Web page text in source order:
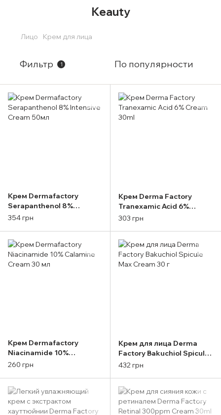
Keauty
Лицо Крем для лица
Фильтр 1 По популярности
Крем Dermafactory
Serapanthenol 8%
Intensive Cream 50мл
354 грн
Крем Derma Factory
Tranexamic Acid 6%
Cream 30ml
303 грн
Крем Dermafactory
Niacinamide 10%
Calamine Cream 30 мл
260 грн
Крем для лица Derma
Factory Bakuchiol Spicule
Max Cream 30 г
432 грн